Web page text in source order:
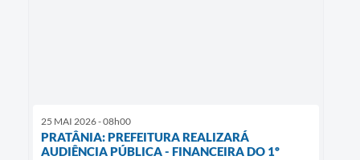
25 MAI 2026 - 08h00
PRATÂNIA: PREFEITURA REALIZARÁ
AUDIÊNCIA PÚBLICA - FINANCEIRA DO 1º